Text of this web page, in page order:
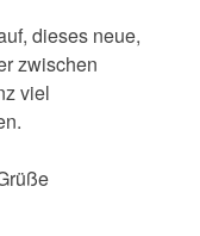
dieses neue,
zwischen
viel